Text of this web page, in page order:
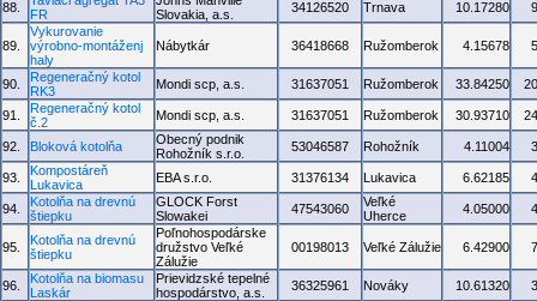
88.
FR
Slovakia, a.s.
34126520 Trnava 10.17280
89.
Vykurovanie
výrobno-montáženj
haly
Nábytkár 36418668 Ružomberok 4.15678
90.
Regeneračný kotol
RK3
Mondi scp, a.s. 31637051 Ružomberok 33.84250
91.
Regeneračný kotol
č.2
Mondi scp, a.s. 31637051 Ružomberok 30.93710
92. Bloková kotolňa
Obecný podnik
Rohožník s.r.o.
53046587 Rohožník 4.11004
93.
Kompostáreň
Lukavica
EBA s.r.o. 31376134 Lukavica 6.62185
94.
Kotolňa na drevnú
štiepku
GLOCK Forst
Slowakei
47543060
Veľké
Uherce
4.05000
95.
Kotolňa na drevnú
štiepku
Poľnohospodárske
družstvo Veľké
Zálužie
00198013 Veľké Zálužie 6.42900
96.
Kotolňa na biomasu
Laskár
Prievidzské tepelné
hospodárstvo, a.s.
36325961 Nováky 10.61320